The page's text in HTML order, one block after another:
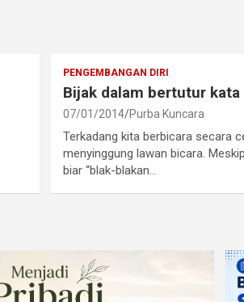
PENGEMBANGAN DIRI
Bijak dalam bertutur kata
07/01/2014 Purba Kuncara
Terkadang kita berbicara secara
menyinggung lawan bicara.
biar “blak-blakan…